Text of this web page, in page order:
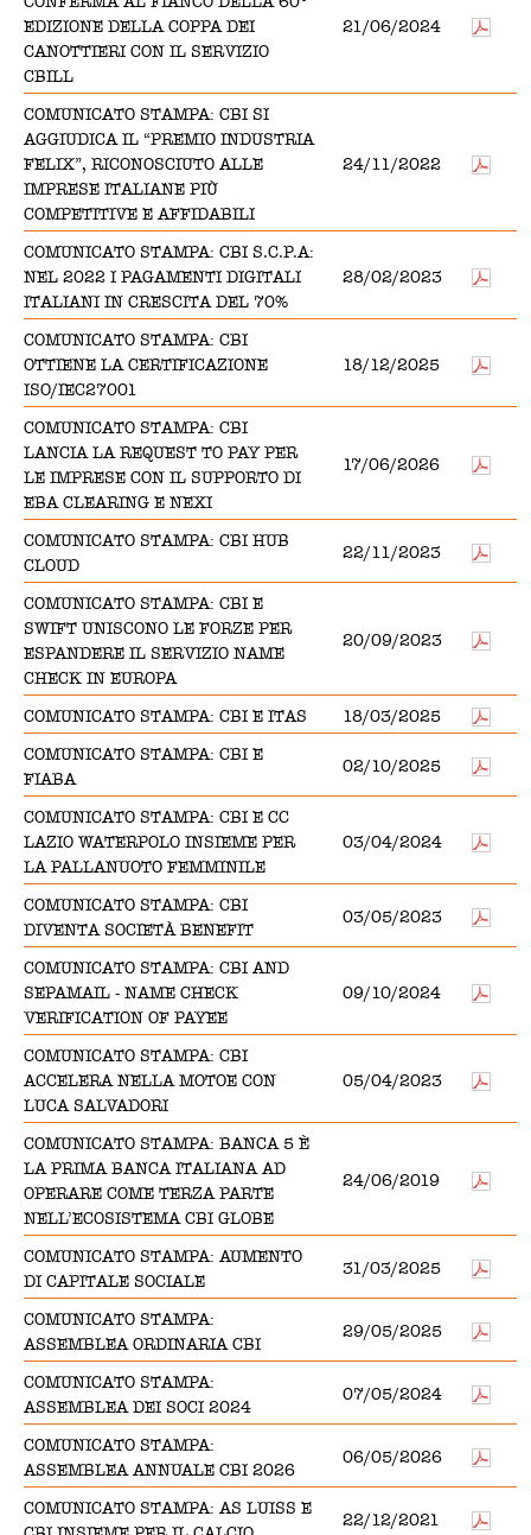
EDIZIONE DELLA COPPA DEI
CANOTTIERI CON IL SERVIZIO
CBILL
21/06/2024
COMUNICATO STAMPA: CBI SI
AGGIUDICA IL “PREMIO INDUSTRIA
FELIX”, RICONOSCIUTO ALLE
IMPRESE ITALIANE PIÙ
COMPETITIVE E AFFIDABILI
24/11/2022
COMUNICATO STAMPA: CBI S.C.P.A:
NEL 2022 I PAGAMENTI DIGITALI
ITALIANI IN CRESCITA DEL 70%
28/02/2023
COMUNICATO STAMPA: CBI
OTTIENE LA CERTIFICAZIONE
ISO/IEC27001
18/12/2025
COMUNICATO STAMPA: CBI
LANCIA LA REQUEST TO PAY PER
LE IMPRESE CON IL SUPPORTO DI
EBA CLEARING E NEXI
17/06/2026
COMUNICATO STAMPA: CBI HUB
CLOUD
22/11/2023
COMUNICATO STAMPA: CBI E
SWIFT UNISCONO LE FORZE PER
ESPANDERE IL SERVIZIO NAME
CHECK IN EUROPA
20/09/2023
COMUNICATO STAMPA: CBI E ITAS
18/03/2025
COMUNICATO STAMPA: CBI E
FIABA
02/10/2025
COMUNICATO STAMPA: CBI E CC
LAZIO WATERPOLO INSIEME PER
LA PALLANUOTO FEMMINILE
03/04/2024
COMUNICATO STAMPA: CBI
DIVENTA SOCIETÀ BENEFIT
03/05/2023
COMUNICATO STAMPA: CBI AND
SEPAMAIL - NAME CHECK
VERIFICATION OF PAYEE
09/10/2024
COMUNICATO STAMPA: CBI
ACCELERA NELLA MOTOE CON
LUCA SALVADORI
05/04/2023
COMUNICATO STAMPA: BANCA 5 È
LA PRIMA BANCA ITALIANA AD
OPERARE COME TERZA PARTE
NELL’ECOSISTEMA CBI GLOBE
24/06/2019
COMUNICATO STAMPA: AUMENTO
DI CAPITALE SOCIALE
31/03/2025
COMUNICATO STAMPA:
ASSEMBLEA ORDINARIA CBI
29/05/2025
COMUNICATO STAMPA:
ASSEMBLEA DEI SOCI 2024
07/05/2024
COMUNICATO STAMPA:
ASSEMBLEA ANNUALE CBI 2026
06/05/2026
COMUNICATO STAMPA: AS LUISS E
22/12/2021